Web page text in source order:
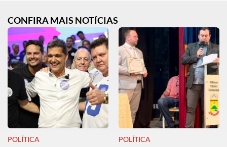
CONFIRA MAIS NOTÍCIAS
POLÍTICA POLÍTICA